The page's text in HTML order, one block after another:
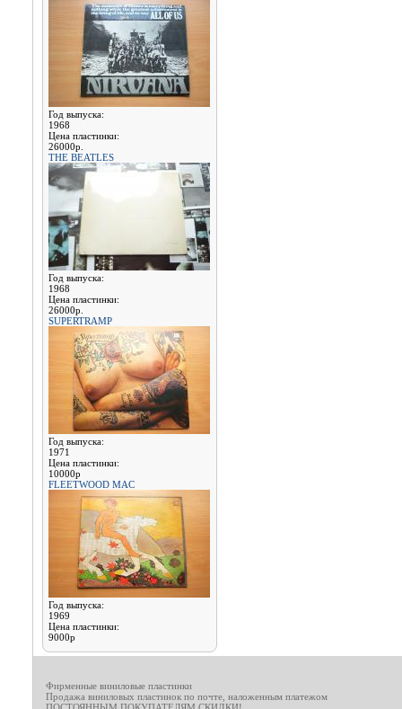
Год выпуска:
1968
Цена пластинки:
26000р.
THE BEATLES
Год выпуска:
1968
Цена пластинки:
26000р.
SUPERTRAMP
Год выпуска:
1971
Цена пластинки:
10000р
FLEETWOOD MAC
Год выпуска:
1969
Цена пластинки:
9000р
Фирменные виниловые пластинки
Продажа виниловых пластинок по почте, наложенным платежом